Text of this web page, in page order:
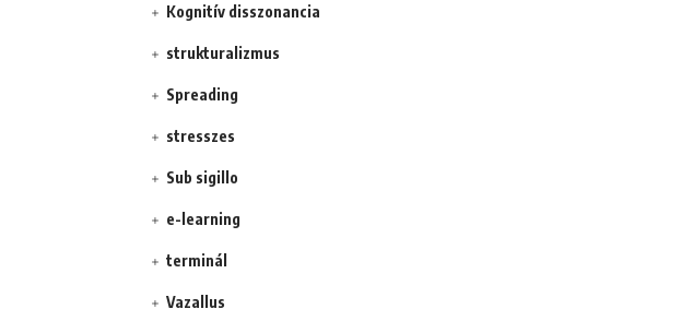
Kognitív disszonancia
strukturalizmus
Spreading
stresszes
Sub sigillo
e-learning
terminál
Vazallus